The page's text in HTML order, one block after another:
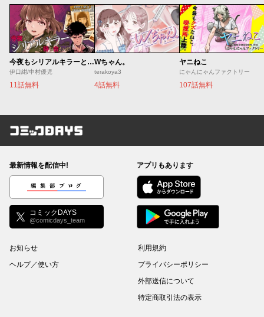
今夜もシリアルキラーと待ち合わせ
伊口紺/中村優児
11話無料
Wちゃん。
terakoya3
4話無料
ヤニねこ
にゃんにゃんファクトリー
107話無料
コミックDAYS
最新情報を配信中!
編集部ブログ
コミックDAYS
@comicdays_team
アプリもあります
お知らせ
ヘルプ／使い方
利用規約
プライバシーポリシー
外部送信について
特定商取引法の表示